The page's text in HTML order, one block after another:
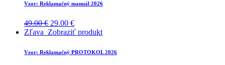
Vzor: Reklamačný manuál 2026
49.00€ 29.00 €
Zľava Zobraziť produkt
Vzor: Reklamačný PROTOKOL 2026